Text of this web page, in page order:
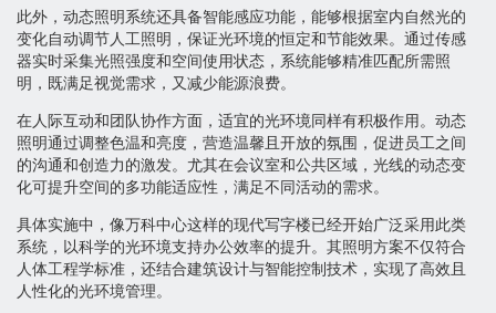
此外，动态照明系统还具备智能感应功能，能够根据室内自然光的
变化自动调节人工照明，保证光环境的恒定和节能效果。通过传感
器实时采集光照强度和空间使用状态，系统能够精准匹配所需照
明，既满足视觉需求，又减少能源浪费。
在人际互动和团队协作方面，适宜的光环境同样有积极作用。动态
照明通过调整色温和亮度，营造温馨且开放的氛围，促进员工之间
的沟通和创造力的激发。尤其在会议室和公共区域，光线的动态变
化可提升空间的多功能适应性，满足不同活动的需求。
具体实施中，像万科中心这样的现代写字楼已经开始广泛采用此类
系统，以科学的光环境支持办公效率的提升。其照明方案不仅符合
人体工程学标准，还结合建筑设计与智能控制技术，实现了高效且
人性化的光环境管理。